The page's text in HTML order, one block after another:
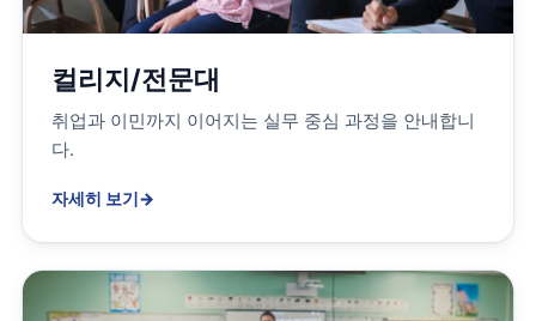
컬리지/전문대
취업과 이민까지 이어지는 실무 중심 과정을 안내합니
다.
자세히 보기→